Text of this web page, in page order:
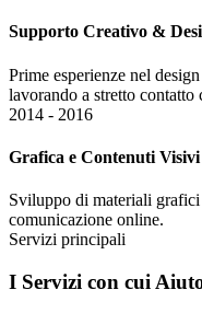
Supporto Creativo &
Prime esperienze nel
lavorando a stretto contatto
2014 - 2016
Grafica e Contenuti Visivi
Sviluppo di materiali
comunicazione online.
Servizi principali
I Servizi con cui